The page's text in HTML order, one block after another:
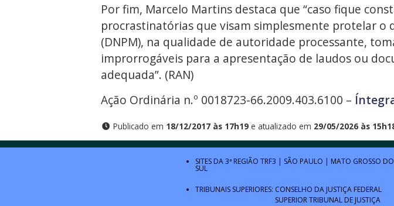
Por fim, Marcelo Martins destaca que “caso fique
procrastinatórias que visam simplesmente protelar o
(DNPM), na qualidade de autoridade processante,
improrrogáveis para a apresentação de laudos ou
adequada”. (RAN)
Ação Ordinária n.º 0018723-66.2009.403.6100 –
Publicado em 18/12/2017 às 17h19 e atualizado em 29/05/2026 às
SITES DA 3ª REGIÃO TRF3 SÃO PAULO MATO GROSSO DO
SUL
TRIBUNAIS SUPERIORES: CONSELHO DA JUSTIÇA FEDERAL
SUPERIOR TRIBUNAL DE JUSTIÇA